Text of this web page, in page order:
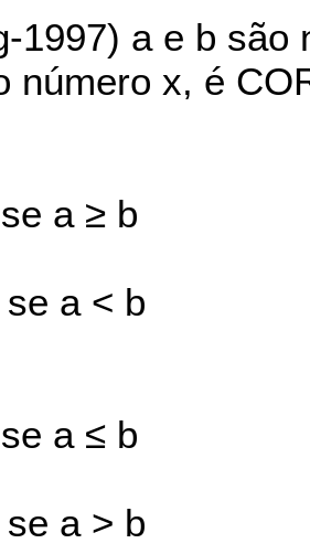
1997) a e b são
número x, é
a ≥ b
a < b
a ≤ b
a > b